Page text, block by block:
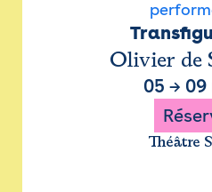
Olivier de
05 → 09
Théâtre